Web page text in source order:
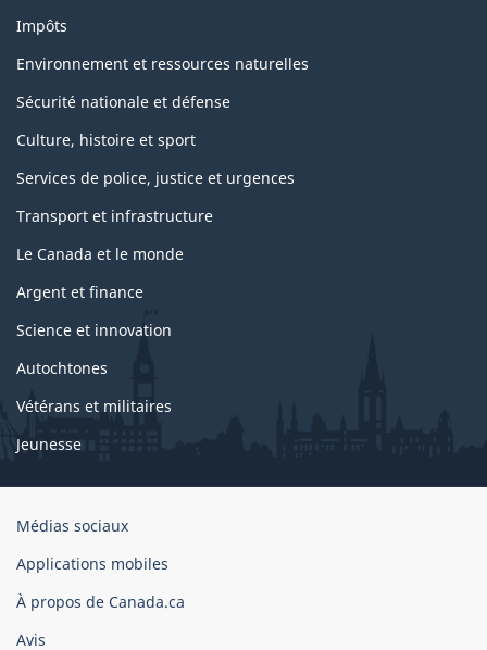
Impôts
Environnement et ressources naturelles
Sécurité nationale et défense
Culture, histoire et sport
Services de police, justice et urgences
Transport et infrastructure
Le Canada et le monde
Argent et finance
Science et innovation
Autochtones
Vétérans et militaires
Jeunesse
Organisation
gouvernement
du
Canada
Médias sociaux
Applications mobiles
À propos de Canada.ca
Avis